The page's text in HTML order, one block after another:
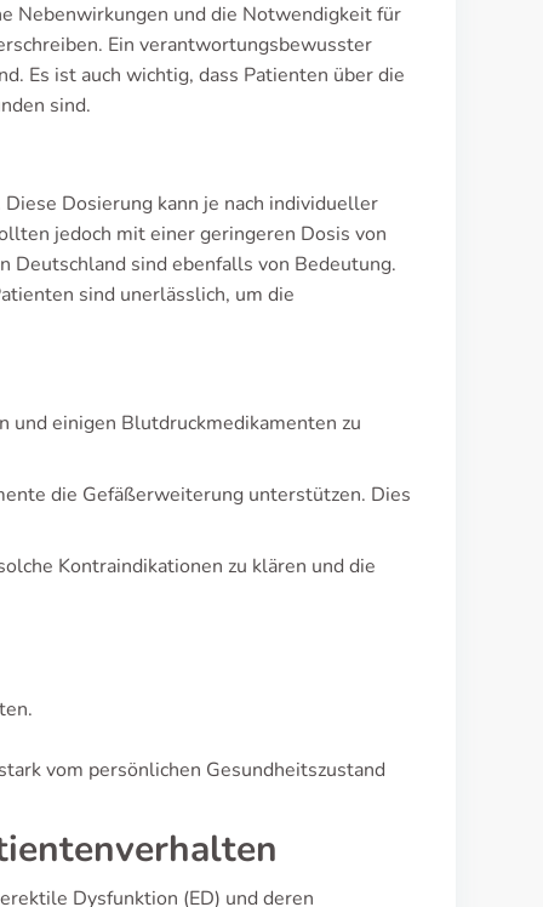
Nebenwirkungen und die Notwendigkeit für
Ein verantwortungsbewusster
Es ist auch wichtig, dass Patienten über die
sind.
Dosierung kann je nach individueller
jedoch mit einer geringeren Dosis von
Deutschland sind ebenfalls von Bedeutung.
sind unerlässlich, um die
und einigen Blutdruckmedikamenten zu
die Gefäßerweiterung unterstützen. Dies
Kontraindikationen zu klären und die
vom persönlichen Gesundheitszustand
Dysfunktion (ED) und deren